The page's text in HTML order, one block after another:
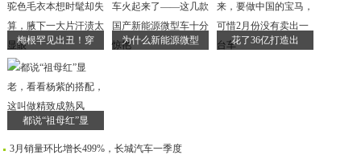
梅根罕见出丑！穿 为什么新能源微型 花了36亿打造出
都说“祖母红”显
3月销量环比增长499%，长城汽车一季度